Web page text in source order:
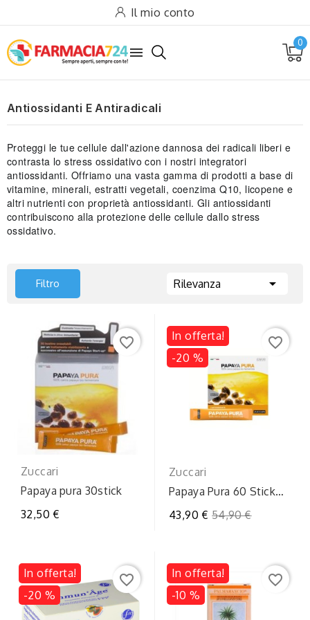
Il mio conto

0
Antiossidanti E Antiradicali
Proteggi le tue cellule dall'azione dannosa dei radicali liberi e
contrasta lo stress ossidativo con i nostri integratori
antiossidanti. Offriamo una vasta gamma di prodotti a base di
vitamine, minerali, estratti vegetali, coenzima Q10, licopene e
altri nutrienti con proprietà antiossidanti. Gli antiossidanti
contribuiscono alla protezione delle cellule dallo stress
ossidativo.
Filtro Rilevanza 
favorite_border
Zuccari
Papaya pura 30stick
32,50 €
In offerta!
-20 %
favorite_border
Zuccari
Papaya Pura 60 Stick
Naturale Digestivo...
43,90 € Prezzo
54,90 €
In offerta!
-20 %
favorite_border
In offerta!
-10 %
favorite_border